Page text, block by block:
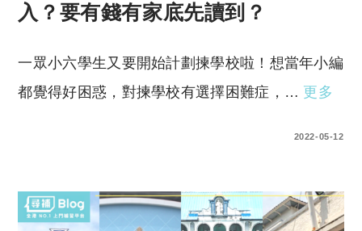
入？要有錢有家底先讀到？
一眾小六學生又要開始計劃揀學校啦！想當年小編
都覺得好困惑，對揀學校有選擇困難症，… 更多
2022-05-12